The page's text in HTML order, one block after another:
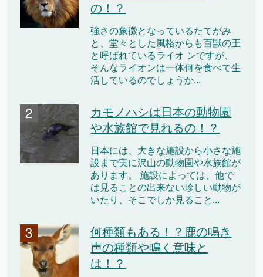
の！？
強さの象徴となっているたてがみ
と、堂々とした風格からも百獣の王
と呼ばれているライオ ンですが、
そんなライオンは一体何を食べて生
活しているのでしょうか...
カモノハシは日本の動物園
や水族館で見れるの！？
日本には、大きな施設から小さな施
設まで実に沢山の動物園や水族館が
あります。 施設によっては、他で
は見ることの出来ない珍しい動物が
いたり、そこでしか見ること...
何種類もある！？鹿の鳴き
声の種類や鳴く意味と
は！？